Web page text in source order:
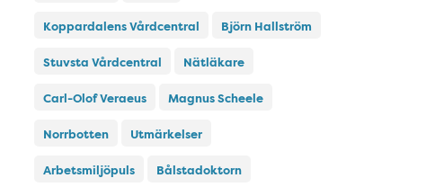
Koppardalens Vårdcentral Björn Hallström
Stuvsta Vårdcentral Nätläkare
Carl-Olof Veraeus Magnus Scheele
Norrbotten Utmärkelser
Arbetsmiljöpuls Bålstadoktorn